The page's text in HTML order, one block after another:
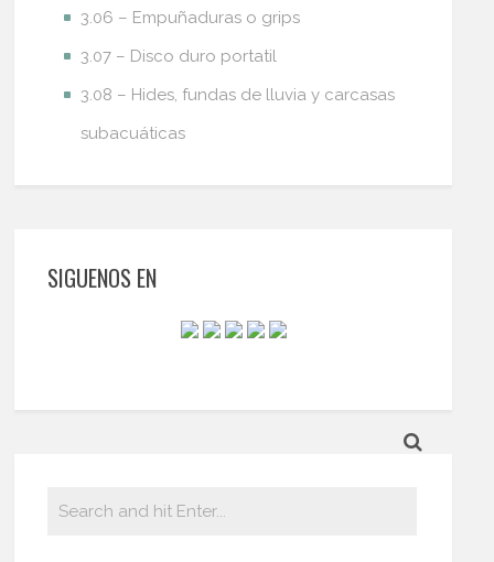
3.06 – Empuñaduras o grips
3.07 – Disco duro portatil
3.08 – Hides, fundas de lluvia y carcasas
subacuáticas
SIGUENOS EN